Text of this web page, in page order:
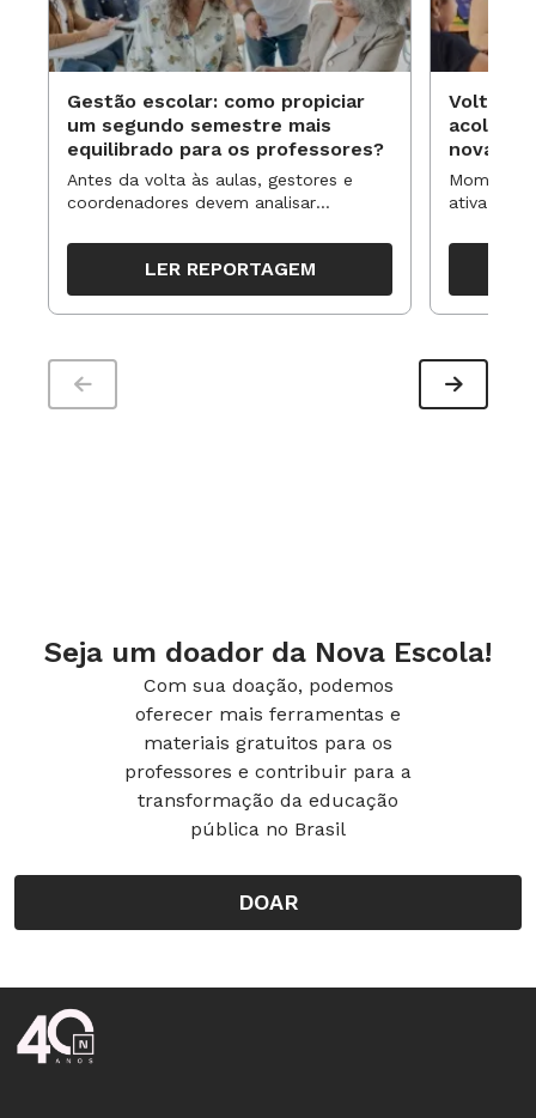
Gestão escolar: como propiciar
um segundo semestre mais
equilibrado para os professores?
Antes da volta às aulas, gestores e
coordenadores devem analisar
organizar ações para orientar o
trabalho pedagógico ao longo do
período
LER REPORTAGEM
Volta às
novas
ativa
propostas
Seja um doador da Nova Escola!
Com sua doação, podemos
oferecer mais ferramentas e
materiais gratuitos para os
professores e contribuir para a
transformação da educação
pública no Brasil
DOAR
Rodapé da Nova Escola